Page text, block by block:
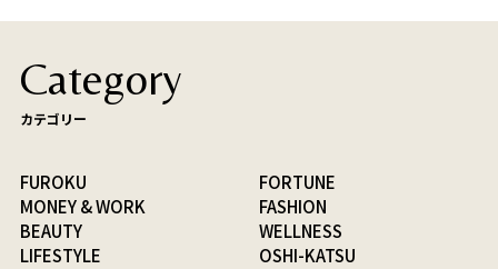
Category
カテゴリー
FUROKU
FORTUNE
MONEY & WORK
FASHION
BEAUTY
WELLNESS
LIFESTYLE
OSHI-KATSU